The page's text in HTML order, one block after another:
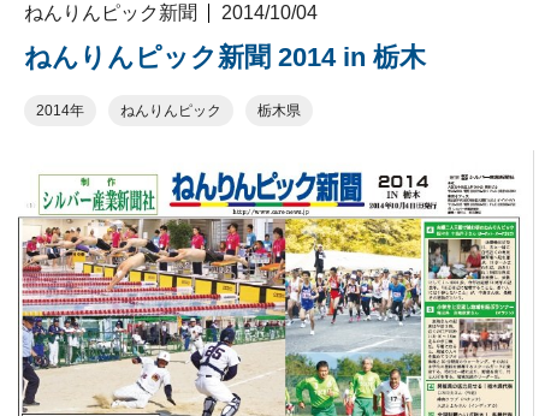
ねんりんピック新聞 2014/10/04
ねんりんピック新聞 2014 in 栃木
2014年 ねんりんピック 栃木県